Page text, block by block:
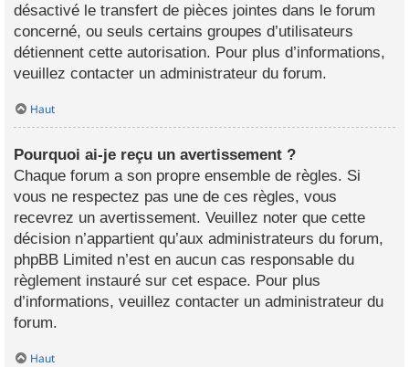
désactivé le transfert de pièces jointes dans le forum
concerné, ou seuls certains groupes d’utilisateurs
détiennent cette autorisation. Pour plus d’informations,
veuillez contacter un administrateur du forum.
Haut
Pourquoi ai-je reçu un avertissement ?
Chaque forum a son propre ensemble de règles. Si
vous ne respectez pas une de ces règles, vous
recevrez un avertissement. Veuillez noter que cette
décision n’appartient qu’aux administrateurs du forum,
phpBB Limited n’est en aucun cas responsable du
règlement instauré sur cet espace. Pour plus
d’informations, veuillez contacter un administrateur du
forum.
Haut